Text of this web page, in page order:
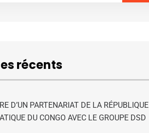
récents
D’UN PARTENARIAT DE LA RÉPUBLIQUE
DU CONGO AVEC LE GROUPE DSD